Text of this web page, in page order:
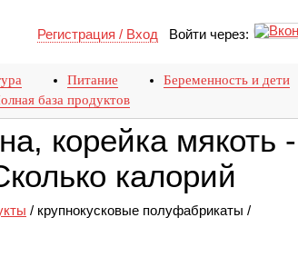
Регистрация / Вход Войти через:
Питание Беременность и дети
база продуктов
корейка мякоть -
калорий
/ крупнокусковые полуфабрикаты /